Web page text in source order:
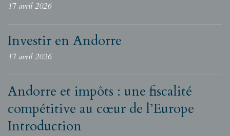
17 avril 2026
Investir en Andorre
17 avril 2026
Andorre et impôts : une fiscalité
compétitive au cœur de l’Europe
Introduction